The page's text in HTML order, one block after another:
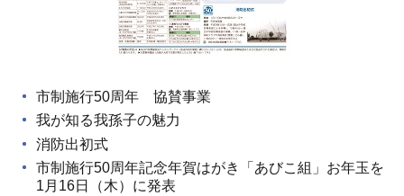
市制施行50周年 協賛事業
我が知る我孫子の魅力
消防出初式
市制施行50周年記念年賀はがき「あびこ組」お年玉を
1月16日（木）に発表